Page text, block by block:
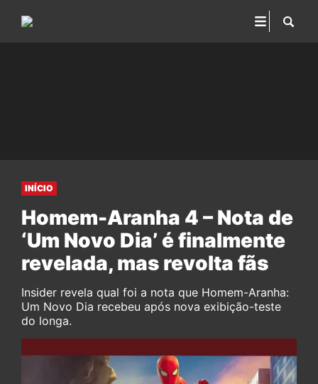
INÍCIO
Homem-Aranha 4 – Nota de
‘Um Novo Dia’ é finalmente
revelada, mas revolta fãs
Insider revela qual foi a nota que Homem-Aranha:
Um Novo Dia recebeu após nova exibição-teste
do longa.